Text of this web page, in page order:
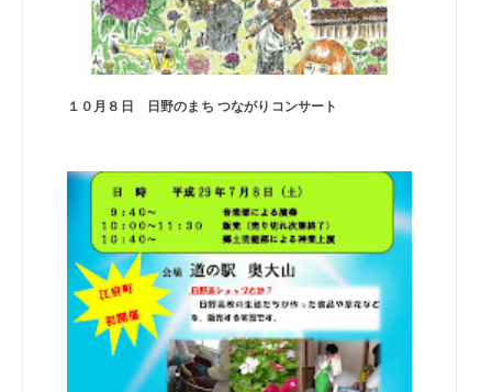
１０月８日 日野のまち つながりコンサート